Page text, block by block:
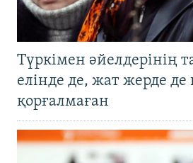
Түркімен әйелдерінің
елінде де, жат жерде
қорғалмаған